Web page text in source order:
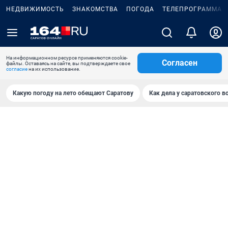
НЕДВИЖИМОСТЬ ЗНАКОМСТВА ПОГОДА ТЕЛЕПРОГРАММА
На информационном ресурсе применяются cookie-
файлы. Оставаясь на сайте, вы подтверждаете свое
согласиена их использование.
Согласен
Какую погоду на лето обещают Саратову Как дела у саратовского